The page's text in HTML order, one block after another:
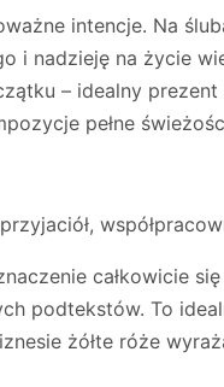
intencje. Na
i nadzieję na życie
– idealny
pełne
całkowicie się
podtekstów. To
żółte róże